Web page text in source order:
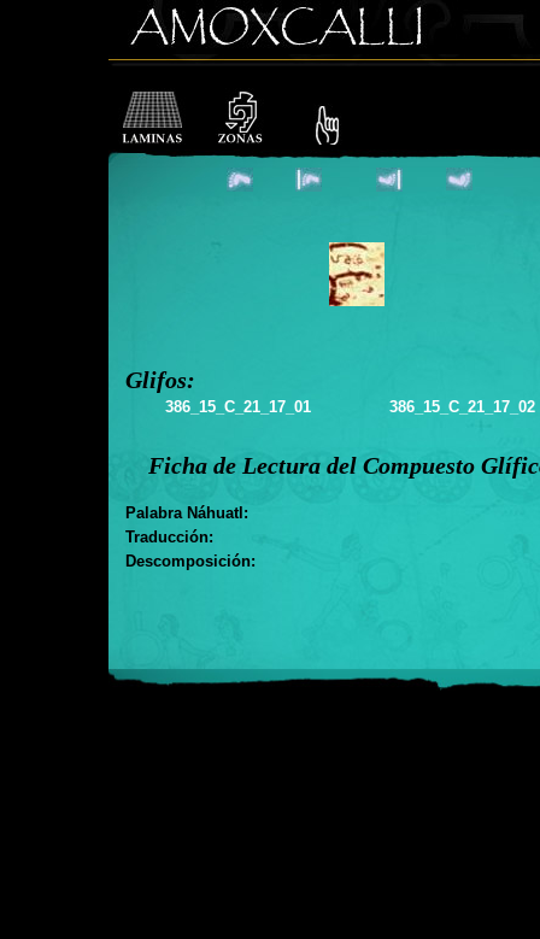
Glifos:
386_15_C_21_17_01 386_15_C_21_17_02
Ficha de Lectura del Compuesto
Palabra Náhuatl:
Traducción:
Descomposición: